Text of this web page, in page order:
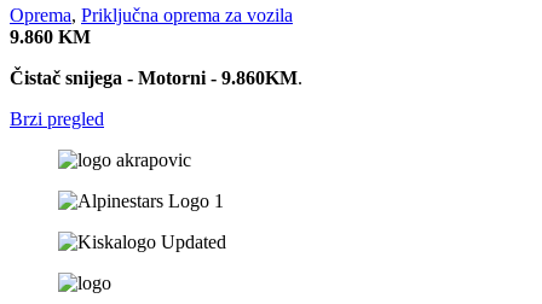
Oprema, Priključna oprema za vozila
9.860 KM
Čistač snijega - Motorni - 9.860KM.
Brzi pregled